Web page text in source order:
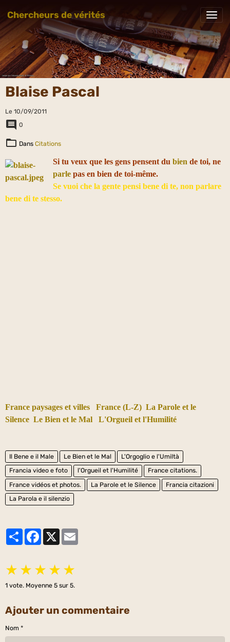
Chercheurs de vérités
Blaise Pascal
Le 10/09/2011
0
Dans Citations
Si tu veux que les gens pensent du bien de toi, ne
parle pas en bien de toi-même.
Se vuoi che la gente pensi bene di te, non parlare
bene di te stesso.
France paysages et villes France (L-Z) La Parole et le
Silence Le Bien et le Mal L'Orgueil et l'Humilité
Il Bene e il Male Le Bien et le Mal
L'Orgoglio e l'Umiltà
Francia video e foto
l'Orgueil et l'Humilité
France citations.
France vidéos et photos.
La Parole et le Silence
Francia citazioni
La Parola e il silenzio
PartagerFacebook
★ ★ ★ ★ ★
1 vote. Moyenne 5 sur 5.
Ajouter un commentaire
Nom